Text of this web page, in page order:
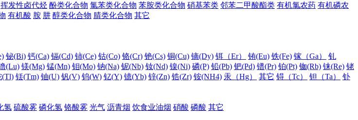
挥发性卤代烃 酚类化合物 氯苯类化合物 苯胺类化合物 硝基苯类 邻苯二甲酸酯类 有机氯农药 有机磷农
有机酸 胺 肼 醇类化合物 腈类化合物 其它
铋(Bi) 钙(Ca) 镉(Cd) 铈(Ce) 钴(Co) 铬(Cr) 铯(Cs) 铜(Cu) 镝(Dy) 铒（Er） 铕(Eu) 铁(Fe) 镓（Ga）
钆
(Lu) 镁(Mg) 锰(Mn) 钼(Mo) 钠(Na) 铌(Nb) 钕(Nd) 镍(Ni) 磷(P) 铅(Pb) 钯(Pd) 镨(Pr) 铂(Pt) 铷(Rb) 铼(Re) 铑
(Tl) 铥(Tm) 铀(U) 钒(V) 钨(W) 钇(Y) 镱(Yb) 锌(Zn) 锆(Zr) 铵(NH4) 汞（Hg） 其它 锝（Tc） 钽（Ta）
钋
氢 硫酸雾 磷化氢 铬酸雾 光气 沥青烟 饮食业油烟 硝酸 磷酸 其它